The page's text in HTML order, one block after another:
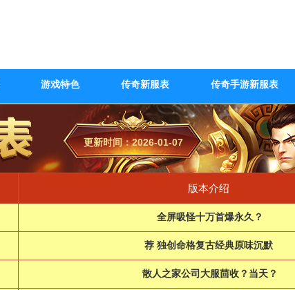
游戏特色 传奇新服表 传奇手游新服表
更新时间：2026-01-07
版本介绍
全屏吸怪十万首爆永久？
荐 独创命格复古经典原味沉默
散人之家公司大服茴收？当天？